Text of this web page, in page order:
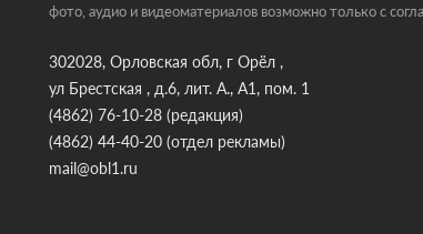
фото, аудио и видеоматериалов возможно только с
302028, Орловская обл, г Орёл ,
ул Брестская , д.6, лит. А., А1, пом. 1
(4862) 76-10-28 (редакция)
(4862) 44-40-20 (отдел рекламы)
mail@obl1.ru